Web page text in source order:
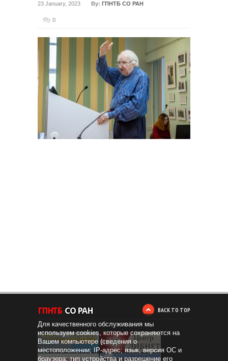
23 January, 2023 By: ГПНТБ СО РАН
0
BACK TO TOP
Для качественного обслуживания мы
используем cookies, которые сохраняются на
Вашем компьютере (сведения о
местоположении; IP-адрес; язык, версия ОС и
браузера; тип устройства и разрешение его